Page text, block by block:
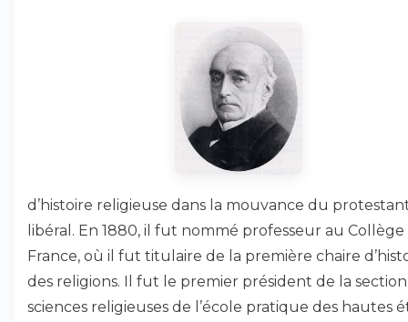
d’histoire religieuse dans la mouvance du
libéral. En 1880, il fut nommé professeur au Collège
France, où il fut titulaire de la première chaire
des religions. Il fut le premier président de la
sciences religieuses de l’école pratique des hautes